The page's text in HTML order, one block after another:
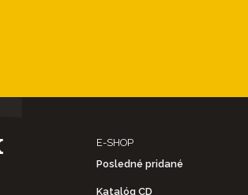
E-SHOP
Posledné pridané
Katalóg CD